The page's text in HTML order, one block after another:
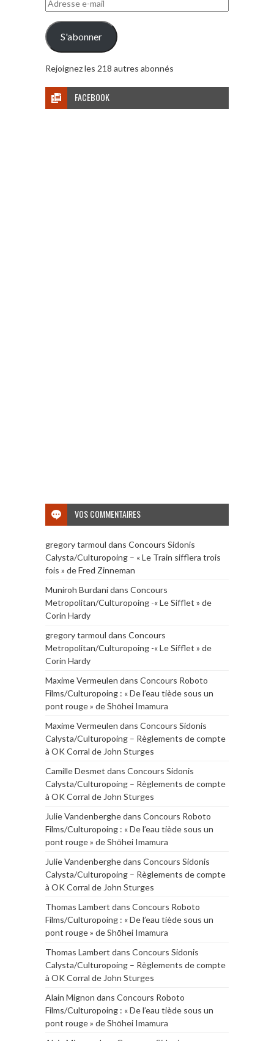
e-
mail
S'abonner
Rejoignez les 218 autres abonnés
FACEBOOK
VOS COMMENTAIRES
gregory tarmoul dans Concours Sidonis
Calysta/Culturopoing – « Le Train sifflera trois
fois » de Fred Zinneman
Muniroh Burdanidans Concours
Metropolitan/Culturopoing -« Le Sifflet » de
Corin Hardy
gregory tarmoul dans Concours
Metropolitan/Culturopoing -« Le Sifflet » de
Corin Hardy
Maxime Vermeulen dans Concours Roboto
Films/Culturopoing : « De l’eau tiède sous un
pont rouge » de Shōhei Imamura
Maxime Vermeulen dans Concours Sidonis
Calysta/Culturopoing – Règlements de compte
à OK Corral de John Sturges
Camille Desmet dans Concours Sidonis
Calysta/Culturopoing – Règlements de compte
à OK Corral de John Sturges
Julie Vandenberghedans Concours Roboto
Films/Culturopoing : « De l’eau tiède sous un
pont rouge » de Shōhei Imamura
Julie Vandenberghedans Concours Sidonis
Calysta/Culturopoing – Règlements de compte
à OK Corral de John Sturges
Thomas Lambert dans Concours Roboto
Films/Culturopoing : « De l’eau tiède sous un
pont rouge » de Shōhei Imamura
Thomas Lambert dans Concours Sidonis
Calysta/Culturopoing – Règlements de compte
à OK Corral de John Sturges
Alain Mignon dans Concours Roboto
Films/Culturopoing : « De l’eau tiède sous un
pont rouge » de Shōhei Imamura